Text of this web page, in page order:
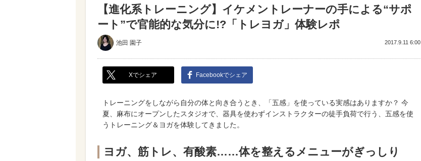
【進化系トレーニング】イケメントレーナーの手による“サポ
ート”で官能的な気分に!?「トレヨガ」体験レポ
池田 園子 2017.9.11 6:00
Xでシェア Facebookでシェア
トレーニングをしながら自分の体と向き合うとき、「五感」を使っている実感はありますか？ 今
夏、麻布にオープンしたスタジオで、器具を使わずインストラクターの徒手負荷で行う、五感を使
うトレーニング＆ヨガを体験してきました。
ヨガ、筋トレ、有酸素……体を整えるメニューがぎっしり